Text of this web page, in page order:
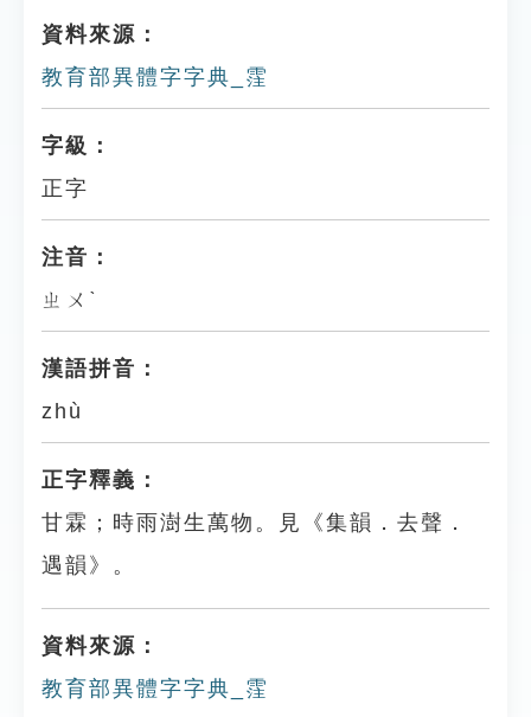
資料來源：
教育部異體字字典_霔
字級：
正字
注音：
ㄓㄨˋ
漢語拼音：
zhù
正字釋義：
甘霖；時雨澍生萬物。見《集韻．去聲．
遇韻》。
資料來源：
教育部異體字字典_霔